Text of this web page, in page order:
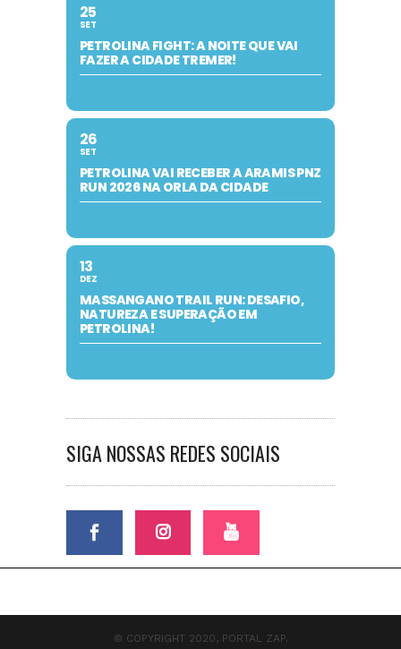
25
SET
PETROLINA FIGHT: A NOITE QUE VAI
FAZER A CIDADE TREMER!
26
SET
PETROLINA VAI RECEBER A ARAMIS PNZ
RUN 2026 NA ORLA DA CIDADE
13
DEZ
MASSANGANO TRAIL RUN: DESAFIO,
NATUREZA E SUPERAÇÃO EM
PETROLINA!
SIGA NOSSAS REDES SOCIAIS
© COPYRIGHT 2020, PORTAL ZAP.